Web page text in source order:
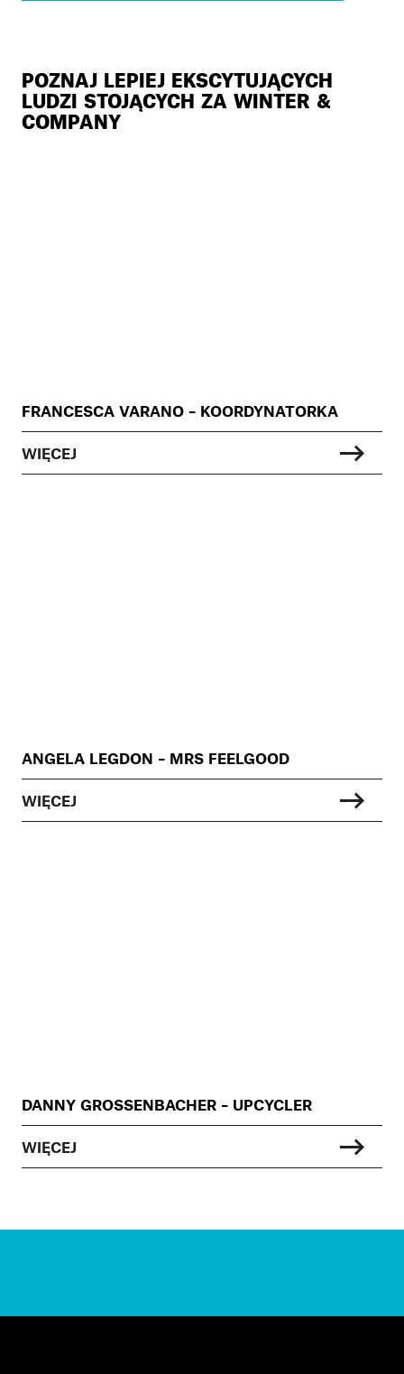
POZNAJ LEPIEJ EKSCYTUJĄCYCH
LUDZI STOJĄCYCH ZA WINTER &
COMPANY
FRANCESCA VARANO – KOORDYNATORKA
WIĘCEJ
ANGELA LEGDON – MRS FEELGOOD
WIĘCEJ
DANNY GROSSENBACHER – UPCYCLER
WIĘCEJ